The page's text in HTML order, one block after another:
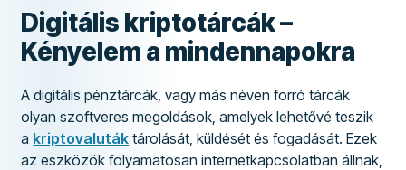
Digitális kriptotárcák –
Kényelem a mindennapokra
A digitális pénztárcák, vagy más néven forró tárcák
olyan szoftveres megoldások, amelyek lehetővé teszik
a kriptovaluták tárolását, küldését és fogadását. Ezek
az eszközök folyamatosan internetkapcsolatban állnak,